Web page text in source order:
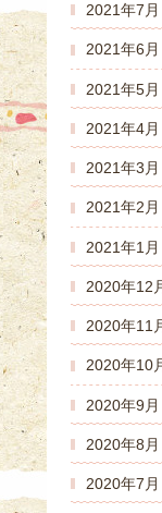
2021年7月
2021年6月
2021年5月
2021年4月
2021年3月
2021年2月
2021年1月
2020年12
2020年11
2020年10
2020年9月
2020年8月
2020年7月